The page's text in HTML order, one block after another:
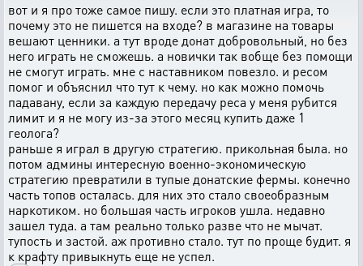
вот и я про тоже самое пишу. если это платная игра, то
почему это не пишется на входе? в магазине на товары
вешают ценники. а тут вроде донат добровольный, но без
него играть не сможешь. а новички так вобще без помощи
не смогут играть. мне с наставником повезло. и ресом
помог и объяснил что тут к чему. но как можно помочь
падавану, если за каждую передачу реса у меня рубится
лимит и я не могу из-за этого месяц купить даже 1
геолога?
раньше я играл в другую стратегию. прикольная была. но
потом админы интересную военно-экономическую
стратегию превратили в тупые донатские фермы. конечно
часть топов осталась. для них это стало своеобразным
наркотиком. но большая часть игроков ушла. недавно
зашел туда. а там реально только разве что не мычат.
тупость и застой. аж противно стало. тут по проще будит. я
к крафту привыкнуть еще не успел.